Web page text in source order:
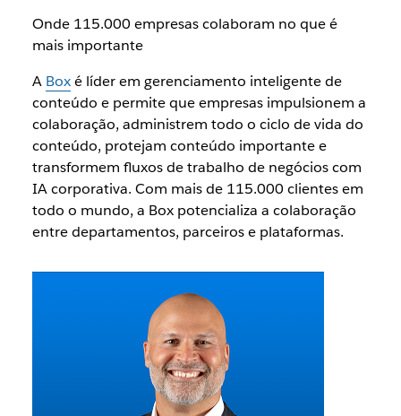
Onde 115.000 empresas colaboram no que é
mais importante
A Boxé líder em gerenciamento inteligente de
conteúdo e permite que empresas impulsionem a
colaboração, administrem todo o ciclo de vida do
conteúdo, protejam conteúdo importante e
transformem fluxos de trabalho de negócios com
IA corporativa. Com mais de 115.000 clientes em
todo o mundo, a Box potencializa a colaboração
entre departamentos, parceiros e plataformas.